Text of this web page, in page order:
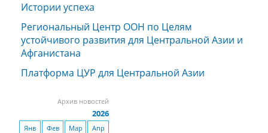
Истории успеха
Региональный Центр ООН по Целям
устойчивого развития для Центральной Азии и
Афганистана
Платформа ЦУР для Центральной Азии
Архив новостей
2026
Янв Фев Мар
Апр